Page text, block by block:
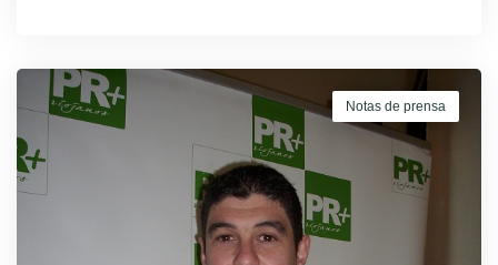
Notas de prensa